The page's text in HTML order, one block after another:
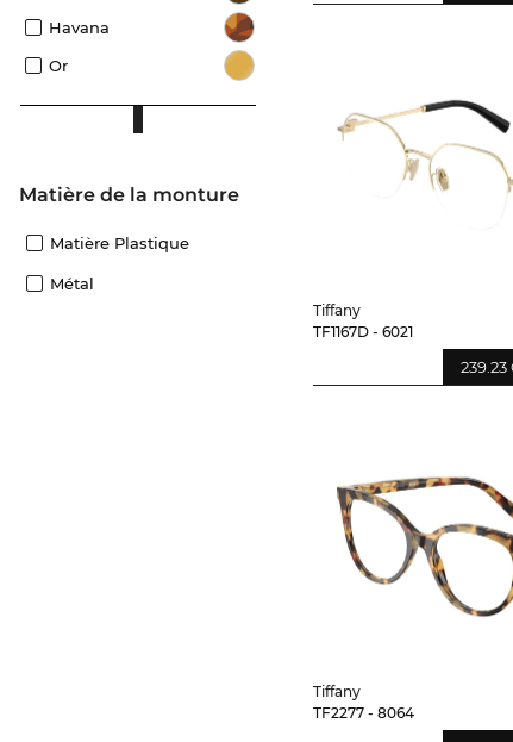
Havana
Or
Matière de la monture
Matière Plastique
Métal
Tiffany
TF1167D - 6021
239.23
Tiffany
TF2277 - 8064